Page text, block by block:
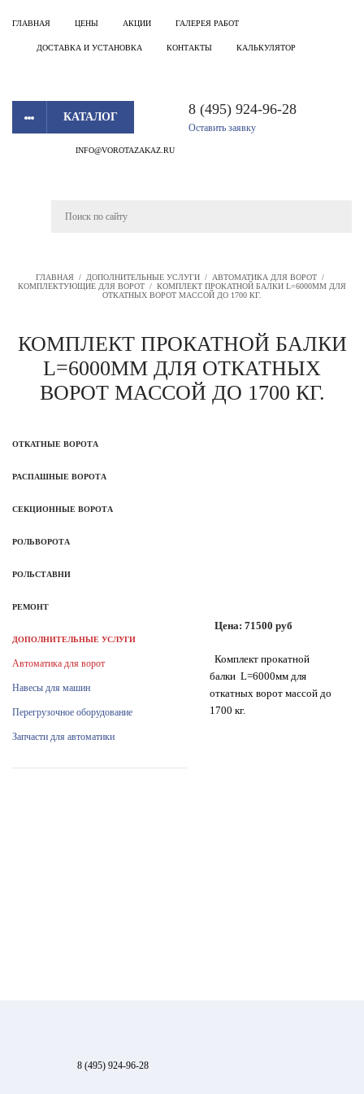
ГЛАВНАЯ ЦЕНЫ АКЦИИ ГАЛЕРЕЯ РАБОТ
ДОСТАВКА И УСТАНОВКА КОНТАКТЫ КАЛЬКУЛЯТОР
КАТАЛОГ 8 (495) 924-96-28
Оставить заявку
INFO@VOROTAZAKAZ.RU
ГЛАВНАЯ / ДОПОЛНИТЕЛЬНЫЕ УСЛУГИ / АВТОМАТИКА ДЛЯ ВОРОТ /
КОМПЛЕКТУЮЩИЕ ДЛЯ ВОРОТ / КОМПЛЕКТ ПРОКАТНОЙ БАЛКИ L=6000ММ ДЛЯ
ОТКАТНЫХ ВОРОТ МАССОЙ ДО 1700 КГ.
КОМПЛЕКТ ПРОКАТНОЙ БАЛКИ
L=6000ММ ДЛЯ ОТКАТНЫХ
ВОРОТ МАССОЙ ДО 1700 КГ.
ОТКАТНЫЕ ВОРОТА
РАСПАШНЫЕ ВОРОТА
СЕКЦИОННЫЕ ВОРОТА
РОЛЬВОРОТА
РОЛЬСТАВНИ
РЕМОНТ
ДОПОЛНИТЕЛЬНЫЕ УСЛУГИ
Автоматика для ворот
Навесы для машин
Перегрузочное оборудование
Запчасти для автоматики
Цена: 71500 руб
Комплект прокатной
балки L=6000мм для
откатных ворот массой до
1700 кг.
8 (495) 924-96-28